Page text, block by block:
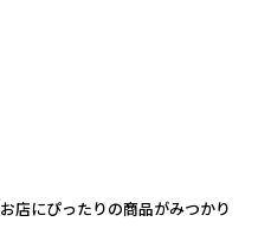
お店にぴったりの商品がみつかり